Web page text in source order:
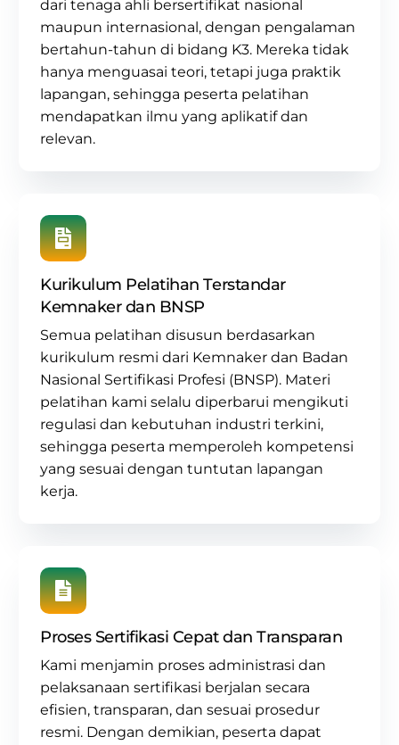
dari tenaga ahli bersertifikat nasional
maupun internasional, dengan pengalaman
bertahun-tahun di bidang K3. Mereka tidak
hanya menguasai teori, tetapi juga praktik
lapangan, sehingga peserta pelatihan
mendapatkan ilmu yang aplikatif dan
relevan.
Kurikulum Pelatihan Terstandar
Kemnaker dan BNSP
Semua pelatihan disusun berdasarkan
kurikulum resmi dari Kemnaker dan Badan
Nasional Sertifikasi Profesi (BNSP). Materi
pelatihan kami selalu diperbarui mengikuti
regulasi dan kebutuhan industri terkini,
sehingga peserta memperoleh kompetensi
yang sesuai dengan tuntutan lapangan
kerja.
Proses Sertifikasi Cepat dan Transparan
Kami menjamin proses administrasi dan
pelaksanaan sertifikasi berjalan secara
efisien, transparan, dan sesuai prosedur
resmi. Dengan demikian, peserta dapat